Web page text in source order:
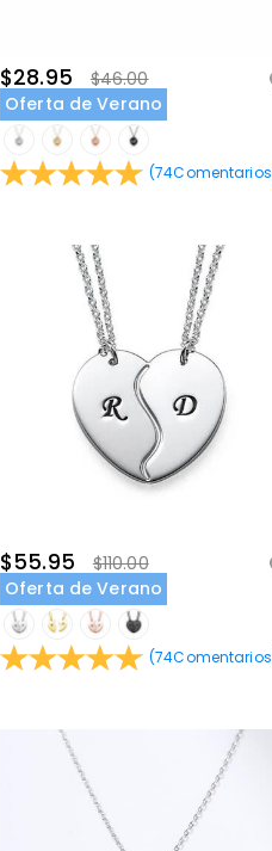
$28.95
$46.00
Oferta de Verano
(74Comentarios
$55.95
$110.00
Oferta de Verano
(74Comentarios